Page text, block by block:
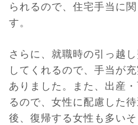
られるので、住宅手当に
す。
さらに、就職時の引っ越
してくれるので、手当が
ありました。また、出産
るので、女性に配慮した
後、復帰する女性も多いそ